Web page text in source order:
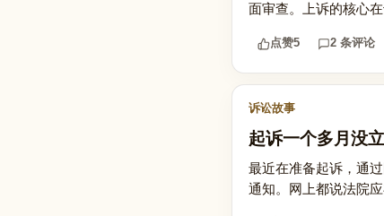
面审查。上诉的核心
点赞5 2 条评论
诉讼故事
起诉一个多月没
最近在准备起诉，通
通知。网上都说法院